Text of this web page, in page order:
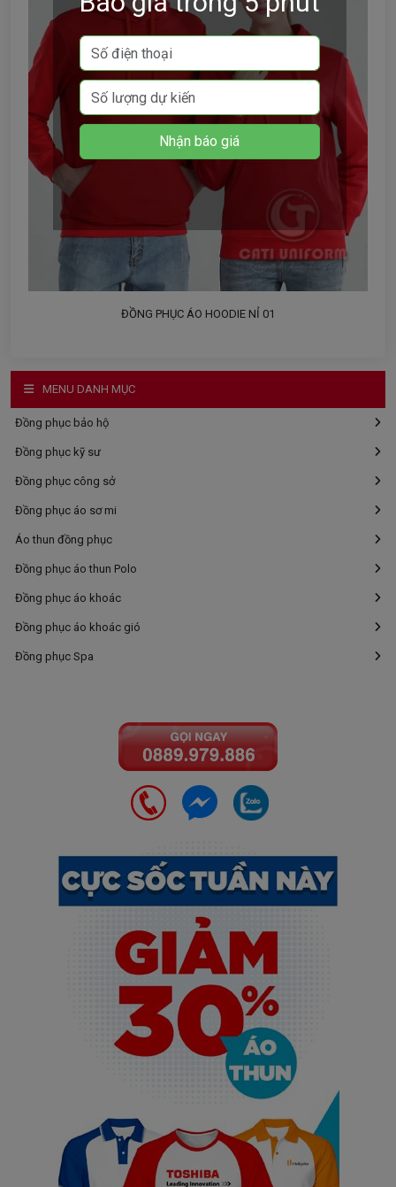
ĐỒNG PHỤC ÁO HOODIE NỈ 01
MENU DANH MỤC
Đồng phục bảo hộ
Đồng phục kỹ sư
Đồng phục công sở
Đồng phục áo sơ mi
Áo thun đồng phục
Đồng phục áo thun Polo
Đồng phục áo khoác
Đồng phục áo khoác gió
Đồng phục Spa